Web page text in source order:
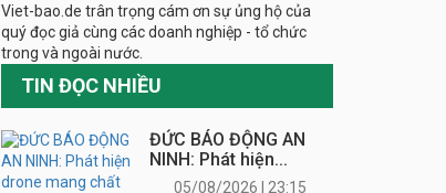
Viet-bao.de trân trọng cám ơn sự ủng hộ của
quý đọc giả cùng các doanh nghiệp - tổ chức
trong và ngoài nước.
TIN ĐỌC NHIỀU
ĐỨC BÁO ĐỘNG AN NINH: Phát hiện...
05/08/2026 | 23:15